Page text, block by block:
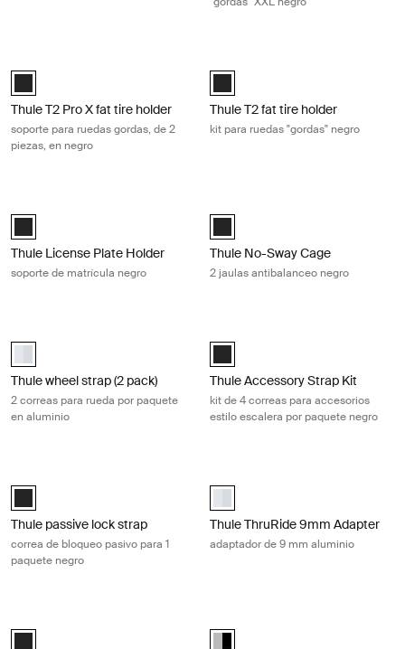
Black (selected)
Thule T2 Pro X fat tire holder
soporte para ruedas gordas, de 2
piezas, en negro
Black (selected)
Thule T2 fat tire holder
kit para ruedas "gordas" negro
Thule License Plate Holder Negro (selected)
Thule License Plate Holder
soporte de matrícula negro
Black (selected)
Thule No-Sway Cage
2 jaulas antibalanceo negro
aluminium (selected)
Thule wheel strap (2 pack)
2 correas para rueda por paquete
en aluminio
Thule Accessory Strap Kit Negro
Thule Accessory Strap Kit
kit de 4 correas para accesorios
estilo escalera por paquete negro
Thule passive lock strap Negro (selected)
Thule passive lock strap
correa de bloqueo pasivo para 1
paquete negro
aluminium (selected)
Thule ThruRide 9mm Adapter
adaptador de 9 mm aluminio
Thule foldable loading ramp Negro (selected)Thule Epos Bike Repair Holder